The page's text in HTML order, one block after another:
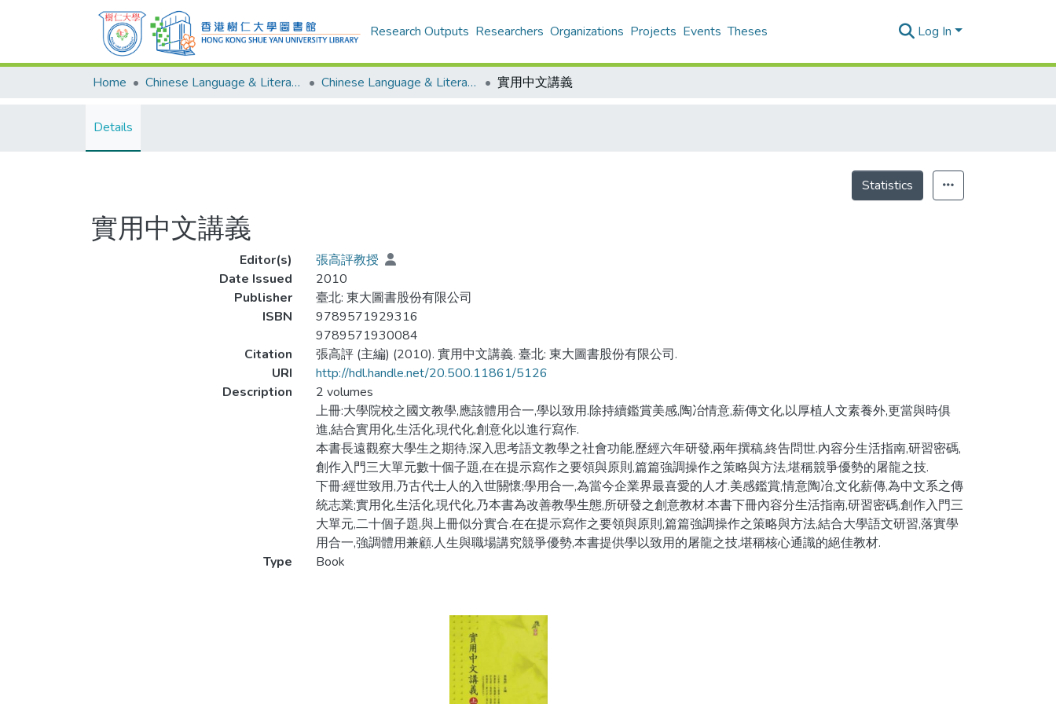
Research Outputs Researchers Organizations Projects Events Theses Log In
Home Chinese Language & Literature Chinese Language & Literature - Publication 實用中文講義
Details
Statistics
實用中文講義
Editor(s)
張高評教授
Date Issued
2010
Publisher
臺北: 東大圖書股份有限公司
ISBN
9789571929316
9789571930084
Citation
張高評 (主編) (2010). 實用中文講義. 臺北: 東大圖書股份有限公司.
URI
http://hdl.handle.net/20.500.11861/5126
Description
2 volumes
上冊:大學院校之國文教學,應該體用合一,學以致用.除持續鑑賞美感,陶冶情意,薪傳文化,以厚植人文素養外,更當與時俱
進,結合實用化,生活化,現代化,創意化以進行寫作.
本書長遠觀察大學生之期待,深入思考語文教學之社會功能,歷經六年研發,兩年撰稿,終告問世.內容分生活指南,研習密碼,
創作入門三大單元數十個子題,在在提示寫作之要領與原則,篇篇強調操作之策略與方法,堪稱競爭優勢的屠龍之技.
下冊:經世致用,乃古代士人的入世關懷;學用合一,為當今企業界最喜愛的人才.美感鑑賞,情意陶冶,文化薪傳,為中文系之傳
統志業;實用化,生活化,現代化,乃本書為改善教學生態,所研發之創意教材.本書下冊內容分生活指南,研習密碼,創作入門三
大單元,二十個子題,與上冊似分實合.在在提示寫作之要領與原則,篇篇強調操作之策略與方法,結合大學語文研習,落實學
用合一,強調體用兼顧.人生與職場講究競爭優勢,本書提供學以致用的屠龍之技,堪稱核心通識的絕佳教材.
Type
Book